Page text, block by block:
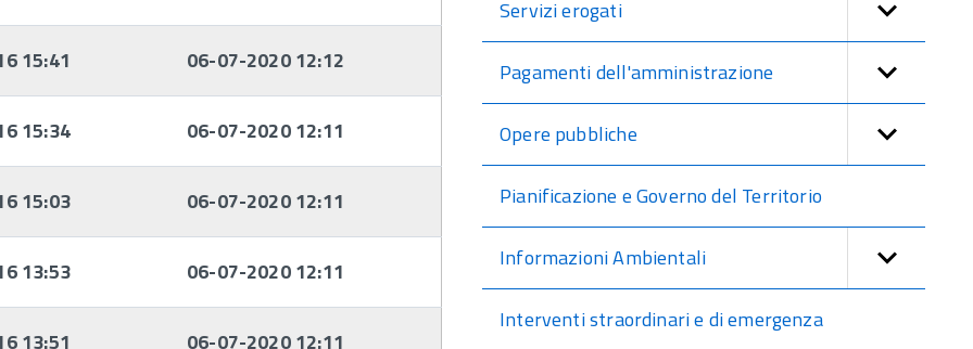
15:41 06-07-2020 12:12
15:34 06-07-2020 12:11
15:03 06-07-2020 12:11
13:53 06-07-2020 12:11
13:51 06-07-2020 12:11
Servizi erogati
Pagamenti dell'amministrazione
Opere pubbliche
Pianificazione e Governo del Territorio
Informazioni Ambientali
Interventi straordinari e di emergenza